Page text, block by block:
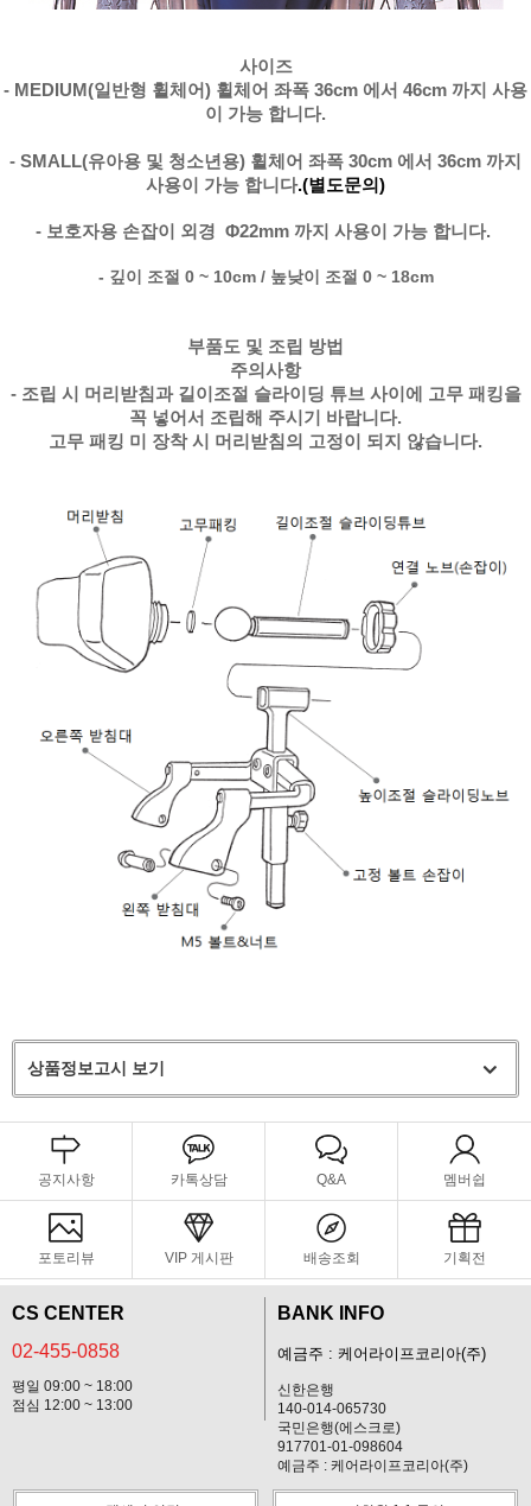
사이즈
- MEDIUM(일반형 휠체어) 휠체어 좌폭 36cm 에서 46cm 까지 사용
이 가능 합니다.
- SMALL(유아용 및 청소년용) 휠체어 좌폭 30cm 에서 36cm 까지
사용이 가능 합니다.(별도문의)
- 보호자용 손잡이 외경 Φ22mm 까지 사용이 가능 합니다.
- 깊이 조절 0 ~ 10cm / 높낮이 조절 0 ~ 18cm
부품도 및 조립 방법
주의사항
- 조립 시 머리받침과 길이조절 슬라이딩 튜브 사이에 고무 패킹을
꼭 넣어서 조립해 주시기 바랍니다.
고무 패킹 미 장착 시 머리받침의 고정이 되지 않습니다.
상품정보고시 보기
공지사항 카톡상담 Q&A 멤버쉽
포토리뷰 VIP 게시판 배송조회 기획전
CS CENTER
02-455-0858
평일 09:00 ~ 18:00
점심 12:00 ~ 13:00
BANK INFO
예금주 : 케어라이프코리아(주)
신한은행
140-014-065730
국민은행(에스크로)
917701-01-098604
예금주 : 케어라이프코리아(주)